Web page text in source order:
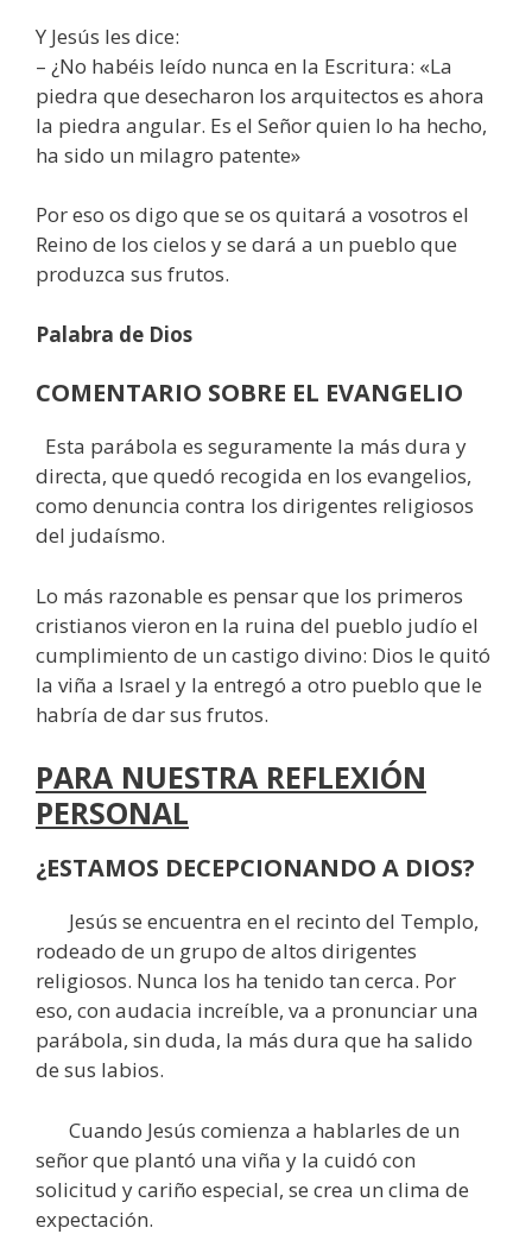
Y Jesús les dice:
– ¿No habéis leído nunca en la Escritura: «La
piedra que desecharon los arquitectos es ahora
la piedra angular. Es el Señor quien lo ha hecho,
ha sido un milagro patente»
Por eso os digo que se os quitará a vosotros el
Reino de los cielos y se dará a un pueblo que
produzca sus frutos.
Palabra de Dios
COMENTARIO SOBRE EL EVANGELIO
Esta parábola es seguramente la más dura y
directa, que quedó recogida en los evangelios,
como denuncia contra los dirigentes religiosos
del judaísmo.
Lo más razonable es pensar que los primeros
cristianos vieron en la ruina del pueblo judío el
cumplimiento de un castigo divino: Dios le quitó
la viña a Israel y la entregó a otro pueblo que le
habría de dar sus frutos.
PARA NUESTRA REFLEXIÓN
PERSONAL
¿ESTAMOS DECEPCIONANDO A DIOS?
Jesús se encuentra en el recinto del Templo,
rodeado de un grupo de altos dirigentes
religiosos. Nunca los ha tenido tan cerca. Por
eso, con audacia increíble, va a pronunciar una
parábola, sin duda, la más dura que ha salido
de sus labios.
Cuando Jesús comienza a hablarles de un
señor que plantó una viña y la cuidó con
solicitud y cariño especial, se crea un clima de
expectación.